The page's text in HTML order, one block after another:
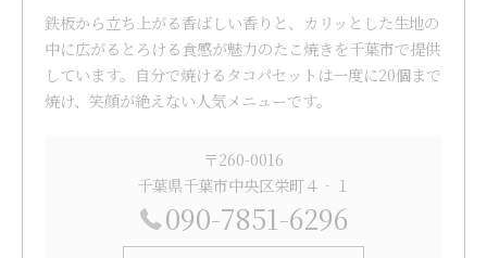
鉄板から立ち上がる香ばしい香りと、カリッとした生地の
中に広がるとろける食感が魅力のたこ焼きを千葉市で提供
しています。自分で焼けるタコパセットは一度に20個まで
焼け、笑顔が絶えない人気メニューです。
〒260-0016
千葉県千葉市中央区栄町４‐１
090-7851-6296